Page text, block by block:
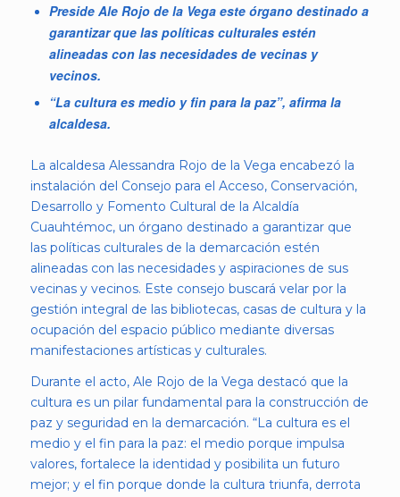
Preside Ale Rojo de la Vega este órgano destinado a
garantizar que las políticas culturales estén
alineadas con las necesidades de vecinas y
vecinos.
“La cultura es medio y fin para la paz”, afirma la
alcaldesa.
La alcaldesa Alessandra Rojo de la Vega encabezó la
instalación del Consejo para el Acceso, Conservación,
Desarrollo y Fomento Cultural de la Alcaldía
Cuauhtémoc, un órgano destinado a garantizar que
las políticas culturales de la demarcación estén
alineadas con las necesidades y aspiraciones de sus
vecinas y vecinos. Este consejo buscará velar por la
gestión integral de las bibliotecas, casas de cultura y la
ocupación del espacio público mediante diversas
manifestaciones artísticas y culturales.
Durante el acto, Ale Rojo de la Vega destacó que la
cultura es un pilar fundamental para la construcción de
paz y seguridad en la demarcación. “La cultura es el
medio y el fin para la paz: el medio porque impulsa
valores, fortalece la identidad y posibilita un futuro
mejor; y el fin porque donde la cultura triunfa, derrota